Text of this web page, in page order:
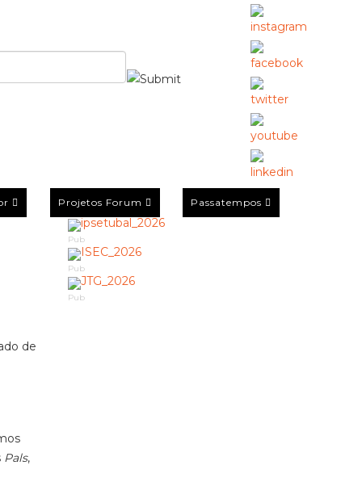
Projetos Forum Passatempos
de
Pals,
Pub
Pub
Pub